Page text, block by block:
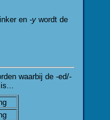
en -ywordt de
waarbij de -ed/-